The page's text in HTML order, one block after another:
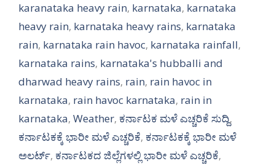
karanataka heavy rain, karnataka, karnataka
heavy rain, karnataka heavy rains, karnataka
rain, karnataka rain havoc, karnataka rainfall,
karnataka rains, karnataka's hubballi and
dharwad heavy rains, rain, rain havoc in
karnataka, rain havoc karnataka, rain in
karnataka, Weather, ಕರ್ನಾಟಕ ಮಳೆ ಎಚ್ಚರಿಕೆ ಸುದ್ದಿ,
ಕರ್ನಾಟಕಕ್ಕೆ ಭಾರೀ ಮಳೆ ಎಚ್ಚರಿಕೆ, ಕರ್ನಾಟಕಕ್ಕೆ ಭಾರೀ ಮಳೆ
ಅಲರ್ಟ್‌, ಕರ್ನಾಟಕದ ಜಿಲ್ಲೆಗಳಲ್ಲಿ ಭಾರೀ ಮಳೆ ಎಚ್ಚರಿಕೆ,